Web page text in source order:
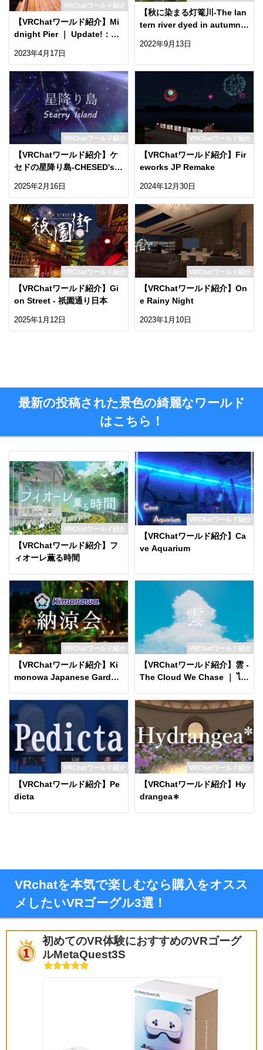
VRChatワールド紹介
【VRChatワールド紹介】Mi
dnight Pier ｜ Updateǃ：夜
ールド
2023年4月17日
【秋に染まる灯篭川-The lan
tern river dyed in autumn
2022年9月13日
VRChatワールド紹介
【VRChatワールド紹介】ケ
セドの星降り島-CHESED's S
2025年2月16日
VRChatワールド紹介
【VRChatワールド紹介】Fir
eworks JP Remake
2024年12月30日
VRChatワールド紹介
【VRChatワールド紹介】Gi
on Street - 祇園通り日本
2025年1月12日
VRChatワールド紹介
【VRChatワールド紹介】On
e Rainy Night
2023年1月10日
最新の投稿された景色の綺麗なワールド
はこちら！
VRChatワールド紹介
【VRChatワールド紹介】フ
ィオーレ薫る時間
VRChatワールド紹介
【VRChatワールド紹介】Ca
ve Aquarium
VRChatワールド紹介
【VRChatワールド紹介】Ki
monowa Japanese Garden
VRChatワールド紹介
【VRChatワールド紹介】雲 -
The Cloud We Chase ｜ ไก
VRChatワールド紹介
【VRChatワールド紹介】Pe
dicta
VRChatワールド紹介
【VRChatワールド紹介】Hy
drangea∗
VRchatを本気で楽しむなら購入をオスス
メしたいVRゴーグル3選！
初めてのVR体験におすすめのVRゴーグ
ルMetaQuest3S